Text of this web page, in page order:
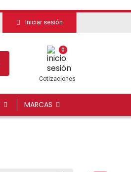
Iniciar sesión
0
Cotizaciones
MARCAS